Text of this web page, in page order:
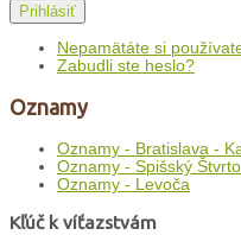
Prihlásiť
Nepamätáte si
Zabudli ste heslo?
Oznamy
Oznamy - Bratislava -
Oznamy - Spišský
Oznamy - Levoča
Kľúč k víťazstvám